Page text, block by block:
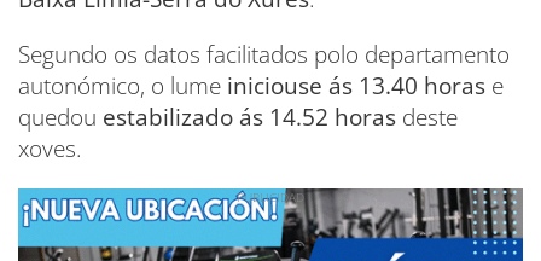
Segundo os datos facilitados polo departamento
autonómico, o lume iniciouse ás 13.40 horas e
quedou estabilizado ás 14.52 horas deste
xoves.